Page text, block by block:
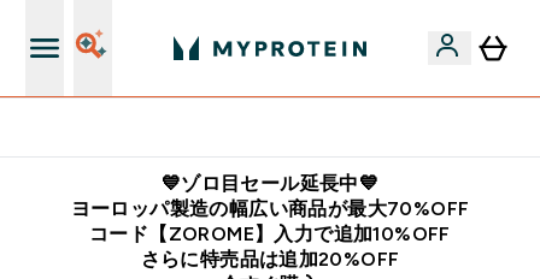
💙ゾロ目セール延長中💙
ヨーロッパ製造の幅広い商品が最大70%OFF
コード【ZOROME】入力で追加10%OFF
さらに特売品は追加20%OFF